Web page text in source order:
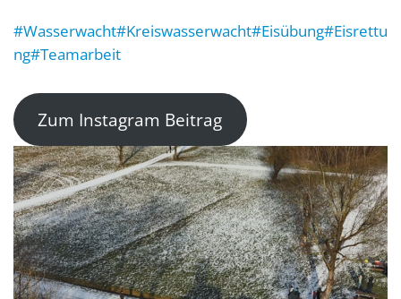
#Wasserwacht#Kreiswasserwacht#Eisübung#Eisrettu
ng#Teamarbeit
Zum Instagram Beitrag